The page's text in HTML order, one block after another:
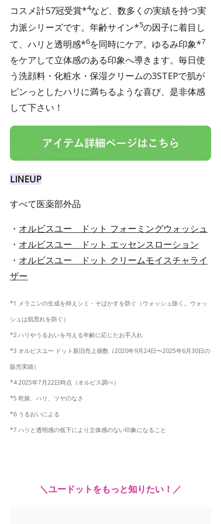
コスメ計57冠受賞*4など、数多くの実績を持つ実
力派シリーズです。年齢サイン*5の因子に着目し
て、ハリと透明感*6を同時にケア。ゆるみ印象*7
をケアして立体感のある印象へ導きます。毎日使
う洗顔料・化粧水・保湿クリームの3STEPで肌が
ピンっとしたハリに満ちるような喜び、是非体感
して下さい！
LINEUP
すべて医薬部外品
・ オルビスユー ドット フォーミングウォッシュ
・ オルビスユー ドット エッセンスローション
・ オルビスユー ドット クリームモイスチャライ
ザー
*1 メラニンの生成を抑えシミ・そばかすを防ぐ（ウォッシュ除く。ウォッ
シュは肌荒れを防ぐ）
*2 ハリやうるおいを与える年齢に応じたお手入れ
*3 オルビスユー ドット新旧売上個数（2020年9月24日〜2025年6月30日の
販売実績）
*4 2025年7月22日時点（オルビス調べ）
*5 乾燥、ハリ、ツヤのなさ
*6 うるおいによる
*7 ハリと透明感の低下により立体感のない印象になること
＼ユードットをもっと知りたい！／